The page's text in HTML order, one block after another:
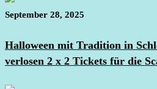
September 28, 2025
Halloween mit Tradition in
verlosen 2 x 2 Tickets für die